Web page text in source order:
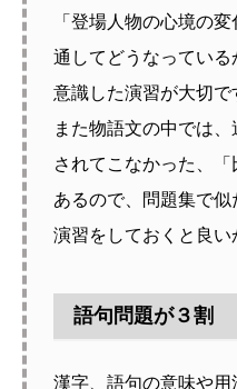
「登場人物の心境の
通してどうなってい
意識した演習が大切で
また物語文の中では
されてこなかった、
あるので、問題集で似
演習をしておくと良い
語句問題が３割
漢字、語句の意味や